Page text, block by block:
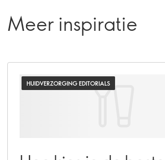
Meer inspiratie
HUIDVERZORGING EDITORIALS